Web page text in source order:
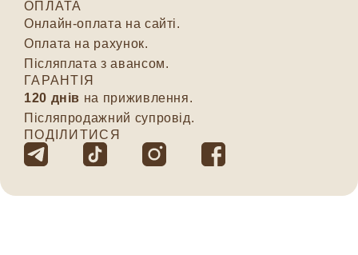
ОПЛАТА
Онлайн-оплата на сайті.
Оплата на рахунок.
Післяплата з авансом.
ГАРАНТІЯ
120 днів на приживлення.
Післяпродажний супровід.
ПОДІЛИТИСЯ